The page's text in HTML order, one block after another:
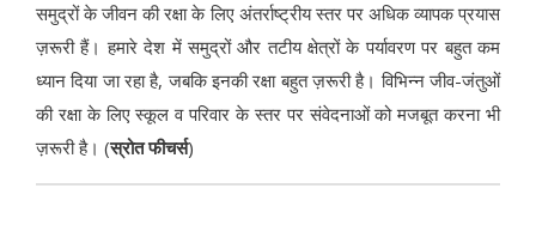
समुद्रों के जीवन की रक्षा के लिए अंतर्राष्ट्रीय स्तर पर अधिक व्यापक प्रयास
ज़रूरी हैं। हमारे देश में समुद्रों और तटीय क्षेत्रों के पर्यावरण पर बहुत कम
ध्यान दिया जा रहा है, जबकि इनकी रक्षा बहुत ज़रूरी है। विभिन्न जीव-जंतुओं
की रक्षा के लिए स्कूल व परिवार के स्तर पर संवेदनाओं को मजबूत करना भी
ज़रूरी है। (स्रोत फीचर्स)